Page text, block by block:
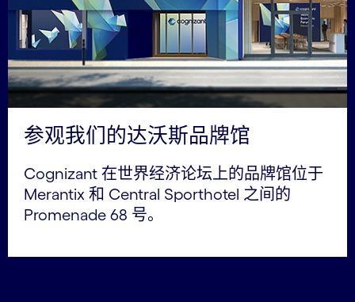
参观我们的达沃斯品牌馆
Cognizant 在世界经济论坛上的品牌馆位于
Merantix 和 Central Sporthotel 之间的
Promenade 68 号。